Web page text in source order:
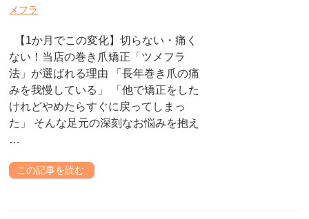
メフラ
【1か月でこの変化】切らない・痛く
ない！当店の巻き爪矯正「ツメフラ
法」が選ばれる理由 「長年巻き爪の痛
みを我慢している」 「他で矯正をした
けれどやめたらすぐに戻ってしまっ
た」 そんな足元の深刻なお悩みを抱え
…
この記事を読む